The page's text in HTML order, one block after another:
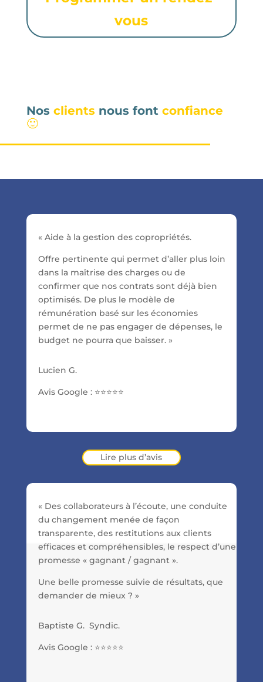
vous
Nos clients nous font confiance
🙂
« Aide à la gestion des copropriétés.
Offre pertinente qui permet d’aller plus loin
dans la maîtrise des charges ou de
confirmer que nos contrats sont déjà bien
optimisés. De plus le modèle de
rémunération basé sur les économies
permet de ne pas engager de dépenses, le
budget ne pourra que baisser. »
Lucien G.
Avis Google : ⭐⭐⭐⭐⭐
Lire plus d’avis
« Des collaborateurs à l’écoute, une conduite
du changement menée de façon
transparente, des restitutions aux clients
efficaces et compréhensibles, le respect d’une
promesse « gagnant / gagnant ».
Une belle promesse suivie de résultats, que
demander de mieux ? »
Baptiste G. Syndic.
Avis Google : ⭐⭐⭐⭐⭐